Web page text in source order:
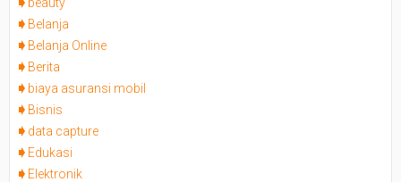
Belanja
Belanja Online
Berita
biaya asuransi mobil
Bisnis
data capture
Edukasi
Elektronik